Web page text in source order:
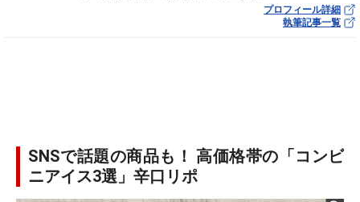
プロフィール詳細
執筆記事一覧
SNSで話題の商品も！ 高価格帯の「コンビ
ニアイス3選」辛口リポ